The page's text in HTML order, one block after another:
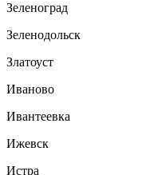
Зеленоград
Зеленодольск
Златоуст
Иваново
Ивантеевка
Ижевск
Истра